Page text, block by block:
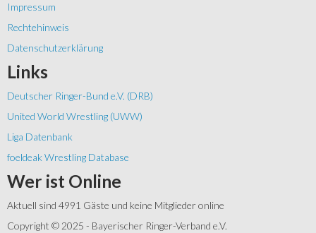
Impressum
Rechtehinweis
Datenschutzerklärung
Links
Deutscher Ringer-Bund e.V. (DRB)
United World Wrestling (UWW)
Liga Datenbank
foeldeak Wrestling Database
Wer ist Online
Aktuell sind 4991 Gäste und keine Mitglieder online
Copyright © 2025 - Bayerischer Ringer-Verband e.V.